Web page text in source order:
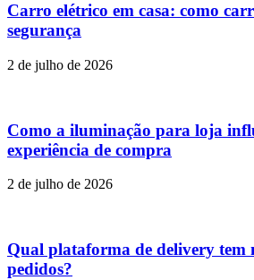
Carro elétrico em casa: como
segurança
2 de julho de 2026
Como a iluminação para loja
experiência de compra
2 de julho de 2026
Qual plataforma de delivery tem
pedidos?